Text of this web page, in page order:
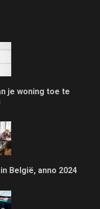
je woning toe te
België, anno 2024